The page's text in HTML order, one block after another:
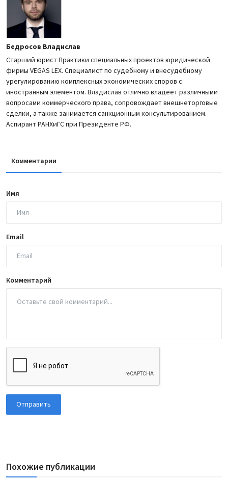
Бедросов Владислав
Cтарший юрист Практики специальных проектов юридической
фирмы VEGAS LEX. Специалист по судебному и внесудебному
урегулированию комплексных экономических споров с
иностранным элементом. Владислав отлично владеет различными
вопросами коммерческого права, сопровождает внешнеторговые
сделки, а также занимается санкционным консультированием.
Аспирант РАНХиГС при Президенте РФ.
Комментарии
Имя
Email
Комментарий
Отправить
Похожие публикации